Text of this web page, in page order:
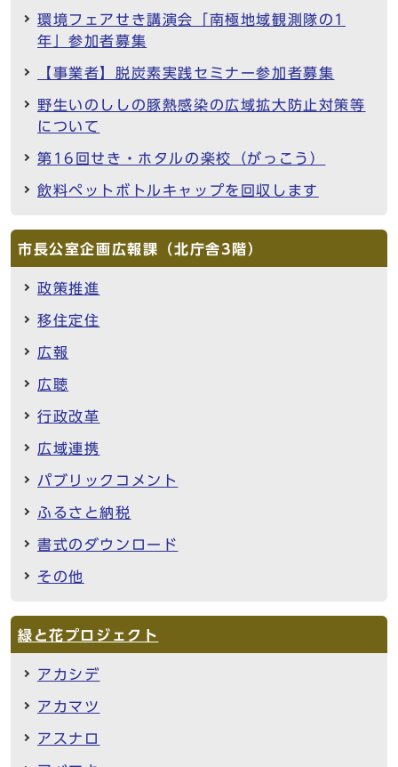
環境フェアせき講演会「南極地域観測隊の1
年」参加者募集
【事業者】脱炭素実践セミナー参加者募集
野生いのししの豚熱感染の広域拡大防止対策等
について
第16回せき・ホタルの楽校（がっこう）
飲料ペットボトルキャップを回収します
市長公室企画広報課（北庁舎3階）
政策推進
移住定住
広報
広聴
行政改革
広域連携
パブリックコメント
ふるさと納税
書式のダウンロード
その他
緑と花プロジェクト
アカシデ
アカマツ
アスナロ